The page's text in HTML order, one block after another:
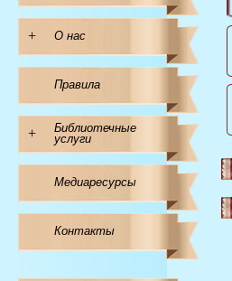
+ О нас
Правила
+
Библиотечные
услуги
Медиаресурсы
Контакты